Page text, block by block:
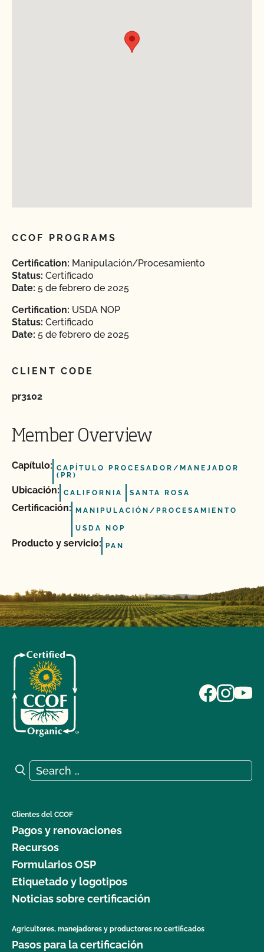
CCOF PROGRAMS
Certification: Manipulación/Procesamiento
Status: Certificado
Date: 5 de febrero de 2025
Certification: USDA NOP
Status: Certificado
Date: 5 de febrero de 2025
CLIENT CODE
pr3102
Member Overview
Capítulo: CAPÍTULO PROCESADOR/MANEJADOR
(PR)
Ubicación: CALIFORNIA SANTA ROSA
Certificación: MANIPULACIÓN/PROCESAMIENTO
USDA NOP
Producto y servicio: PAN
Search for:
Search
Clientes del CCOF
Pagos y renovaciones
Recursos
Formularios OSP
Etiquetado y logotipos
Noticias sobre certificación
Agricultores, manejadores y productores no certificados
Pasos para la certificación